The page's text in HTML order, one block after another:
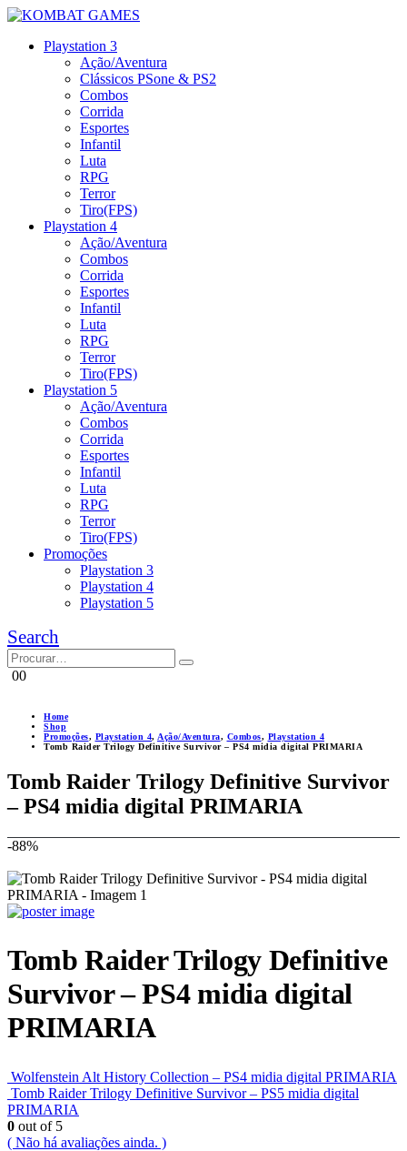
Playstation 3
Ação/Aventura
Clássicos PSone & PS2
Combos
Corrida
Esportes
Infantil
Luta
RPG
Terror
Tiro(FPS)
Playstation 4
Ação/Aventura
Combos
Corrida
Esportes
Infantil
Luta
RPG
Terror
Tiro(FPS)
Playstation 5
Ação/Aventura
Combos
Corrida
Esportes
Infantil
Luta
RPG
Terror
Tiro(FPS)
Promoções
Playstation 3
Playstation 4
Playstation 5
Search
00
Home
Shop
Promoções, Playstation 4, Ação/Aventura, Combos, Playstation 4
Tomb Raider Trilogy Definitive Survivor – PS4 midia digital PRIMARIA
Tomb Raider Trilogy Definitive Survivor
– PS4 midia digital PRIMARIA
-88%
Tomb Raider Trilogy Definitive
Survivor – PS4 midia digital
PRIMARIA
Wolfenstein Alt History Collection – PS4 midia digital PRIMARIA
Tomb Raider Trilogy Definitive Survivor – PS5 midia digital
PRIMARIA
0 out of 5
( Não há avaliações ainda. )